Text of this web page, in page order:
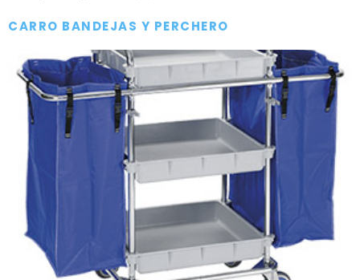
CARRO BANDEJAS Y PERCHERO